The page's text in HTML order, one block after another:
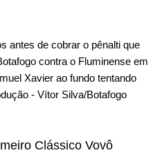
antes de cobrar o pênalti que
contra o Fluminense em
Xavier ao fundo tentando
- Vítor Silva/Botafogo
Clássico Vovô